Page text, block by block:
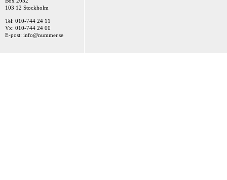
103 12 Stockholm
Tel: 010-744 24 11
Vx: 010-744 24 00
E-post: info@nummer.se